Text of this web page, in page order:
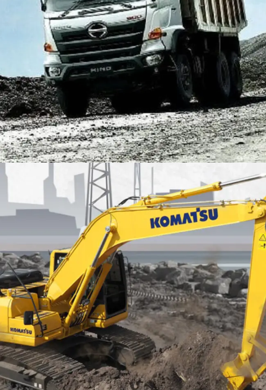
DUMP TRUCK TOOLS
HINO FM 350 PL (Mining)
Find Out More
EXCAVATOR TOOLS
KOMATSU PC200-10M0 CE
Find Out More